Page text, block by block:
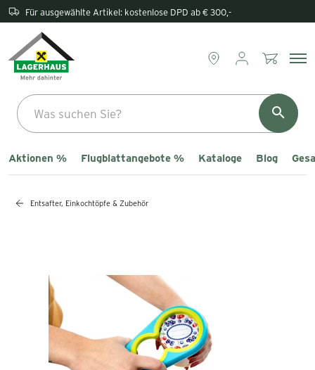
Rückgabe direkt im Lagerhaus
Aktionen % Flugblattangebote % Kataloge Blog
Entsafter, Einkochtöpfe & Zubehör